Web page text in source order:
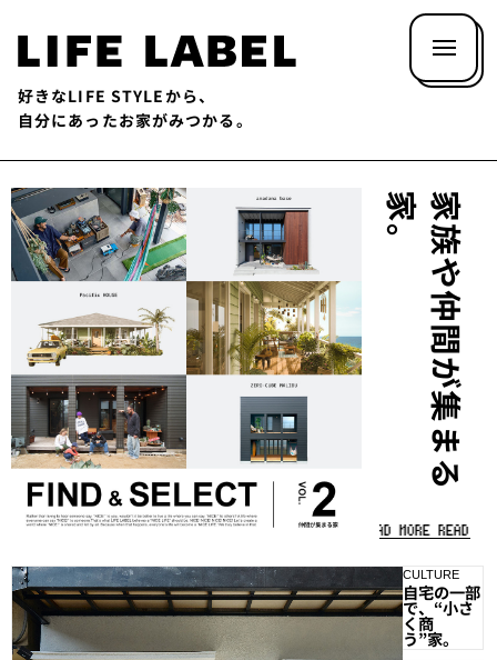
記
事
を
探
す
LL
UP
LIFE
好きなLIFE STYLEから、
自分にあったお家がみつかる。
ア
イ
デ
ア
膨
ら
む
ミ
ニ
デ
ス
ク
。
READ MOREREAD MOREREAD MORE
OUTDOOR
家族や仲
間が集ま
る家。
家
族
や
仲
間
が
集
ま
る
家
。
READ MOREREAD MOREREAD MORE
CULTURE
自宅の一部
で、“小さ
く商
う”家。
自
宅
の
一
部
で
、
“
小
さ
く
商
う
”
家
。
READ MOREREAD MOREREAD MORE
PRODUCT
アイデア
膨らむミ
ニデス
ク。